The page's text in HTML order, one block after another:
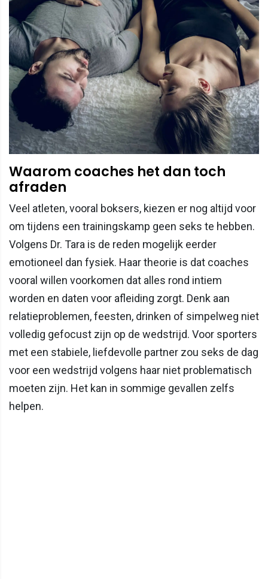
Waarom coaches het dan toch
afraden
Veel atleten, vooral boksers, kiezen er nog altijd voor
om tijdens een trainingskamp geen seks te hebben.
Volgens Dr. Tara is de reden mogelijk eerder
emotioneel dan fysiek. Haar theorie is dat coaches
vooral willen voorkomen dat alles rond intiem
worden en daten voor afleiding zorgt. Denk aan
relatieproblemen, feesten, drinken of simpelweg niet
volledig gefocust zijn op de wedstrijd. Voor sporters
met een stabiele, liefdevolle partner zou seks de dag
voor een wedstrijd volgens haar niet problematisch
moeten zijn. Het kan in sommige gevallen zelfs
helpen.